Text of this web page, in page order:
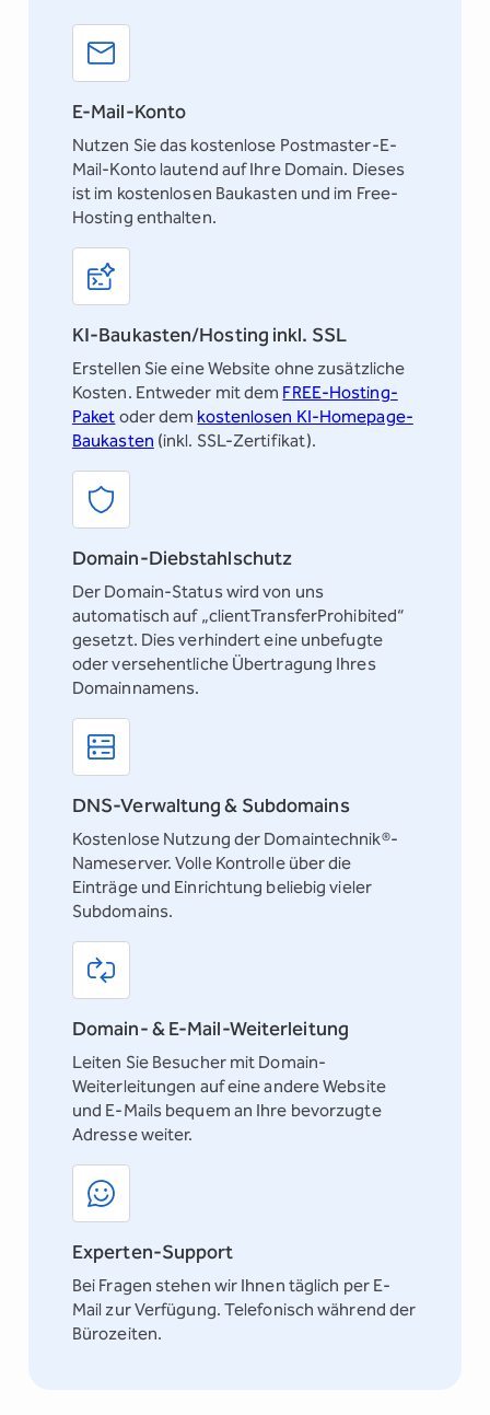
E-Mail-Konto
Nutzen Sie das kostenlose Postmaster-E-
Mail-Kontolautend auf Ihre Domain. Dieses
ist im kostenlosen Baukasten und im Free-
Hosting enthalten.
KI-Baukasten/Hosting inkl. SSL
Erstellen Sie eine Website ohne zusätzliche
Kosten. Entweder mit dem FREE-Hosting-
Paket oder dem kostenlosen KI-Homepage-
Baukasten (inkl. SSL-Zertifikat).
Domain-Diebstahlschutz
Der Domain-Status wird von uns
automatisch auf „clientTransferProhibited“
gesetzt. Dies verhindert eine unbefugte
oder versehentliche Übertragung Ihres
Domainnamens.
DNS-Verwaltung & Subdomains
Kostenlose Nutzung der Domaintechnik®-
Nameserver. Volle Kontrolle über die
Einträge und Einrichtung beliebig vieler
Subdomains.
Domain- & E-Mail-Weiterleitung
Leiten Sie Besucher mit Domain-
Weiterleitungen auf eine andere Website
und E-Mails bequem an Ihre bevorzugte
Adresse weiter.
Experten-Support
Bei Fragen stehen wir Ihnen täglich per E-
Mail zur Verfügung. Telefonisch während der
Bürozeiten.